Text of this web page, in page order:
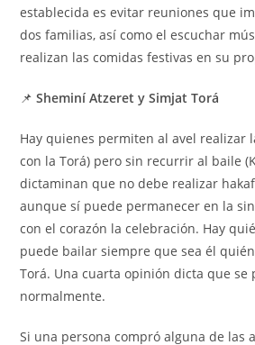
establecida es evitar reuniones que
dos familias, así como el escuchar
realizan las comidas festivas en su
📌Sheminí Atzeret y Simjat Torá
Hay quienes permiten al avel realizar
con la Torá) pero sin recurrir al baile
dictaminan que no debe realizar
aunque sí puede permanecer en la
con el corazón la celebración. Hay
puede bailar siempre que sea él
Torá. Una cuarta opinión dicta que se
normalmente.
Si una persona compró alguna de las